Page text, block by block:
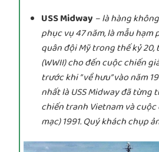
USS Midway – là hàng
phục vụ 47 năm, là mẫu
quân đội Mỹ trong thế kỷ 20,
(WWII) cho đến cuộc chiến
trước khi ” về hưu” vào năm
nhất là USS Midway đã từng
chiến tranh Vietnam và
mạc) 1991. Quý khách chụp